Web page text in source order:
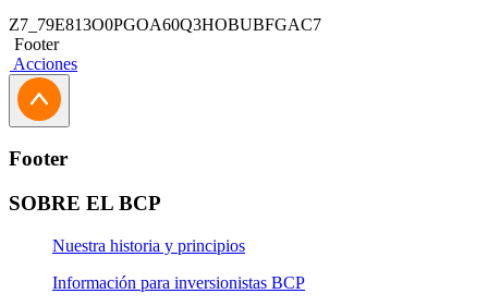
Z7_79E813O0PGOA60Q3HOBUBFGAC7
Footer
Acciones
Footer
SOBRE EL BCP
Nuestra historia y principios
Información para inversionistas BCP